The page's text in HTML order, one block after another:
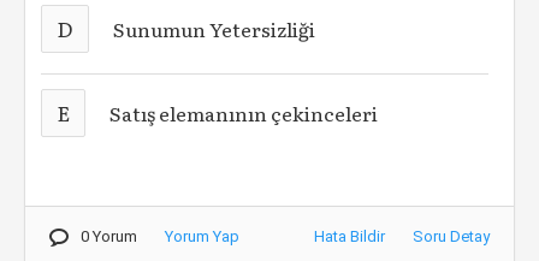
D Sunumun Yetersizliği
E Satış elemanının çekinceleri
0 Yorum Yorum Yap Hata Bildir Soru Detay